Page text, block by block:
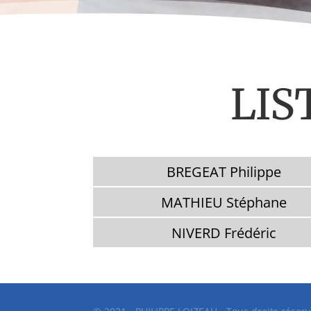
BREGEAT Philippe
MATHIEU Stéphane
NIVERD Frédéric